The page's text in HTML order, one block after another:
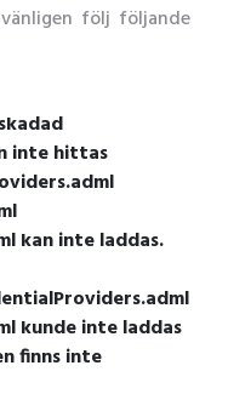
följ följande
inte hittas
kan inte laddas.
kunde inte laddas
finns inte